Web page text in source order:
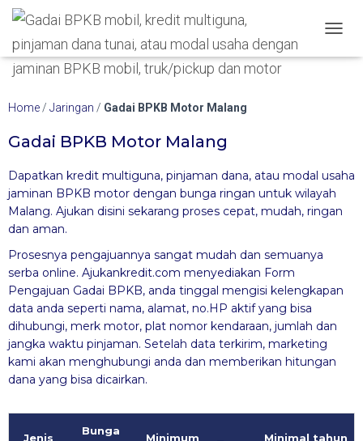
Home / Jaringan / Gadai BPKB Motor Malang
Gadai BPKB Motor Malang
Dapatkan kredit multiguna, pinjaman dana, atau modal usaha
jaminan BPKB motor dengan bunga ringan untuk wilayah
Malang. Ajukan disini sekarang proses cepat, mudah, ringan
dan aman.
Prosesnya pengajuannya sangat mudah dan semuanya
serba online. Ajukankredit.com menyediakan Form
Pengajuan Gadai BPKB, anda tinggal mengisi kelengkapan
data anda seperti nama, alamat, no.HP aktif yang bisa
dihubungi, merk motor, plat nomor kendaraan, jumlah dan
jangka waktu pinjaman. Setelah data terkirim, marketing
kami akan menghubungi anda dan memberikan hitungan
dana yang bisa dicairkan.
Jenis
Bunga
Minimum
Minimal tahun